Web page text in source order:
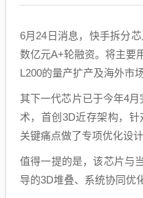
6月24日消息，快手拆分
数亿元A+轮融资。将主要
L200的量产扩产及海外市
其下一代芯片已于今年4
术，首创3D近存架构，
关键痛点做了专项优化设计
值得一提的是，该芯片与
导的3D堆叠、系统协同优